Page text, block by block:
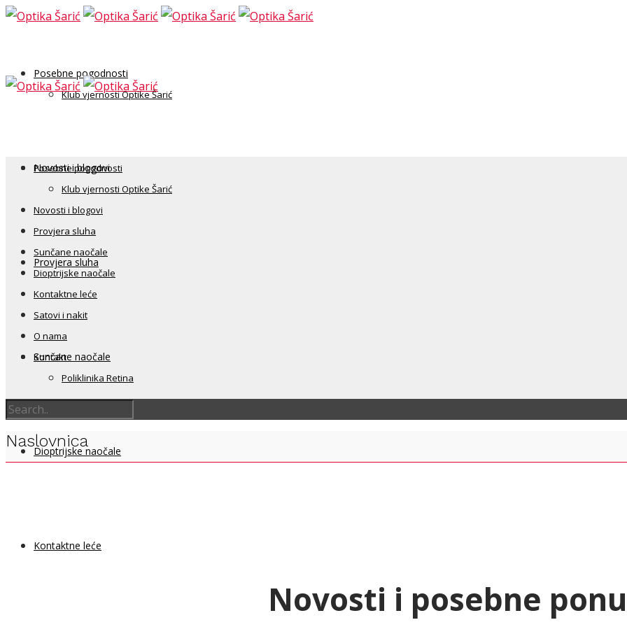
Posebne pogodnosti
Klub vjernosti Optike Šarić
Novosti i blogovi
Provjera sluha
Sunčane naočale
Dioptrijske naočale
Kontaktne leće
Posebne pogodnosti
Klub vjernosti Optike Šarić
Novosti i blogovi
Provjera sluha
Sunčane naočale
Dioptrijske naočale
Kontaktne leće
Satovi i nakit
O nama
Kontakt
Poliklinika Retina
Naslovnica
Novosti i posebne